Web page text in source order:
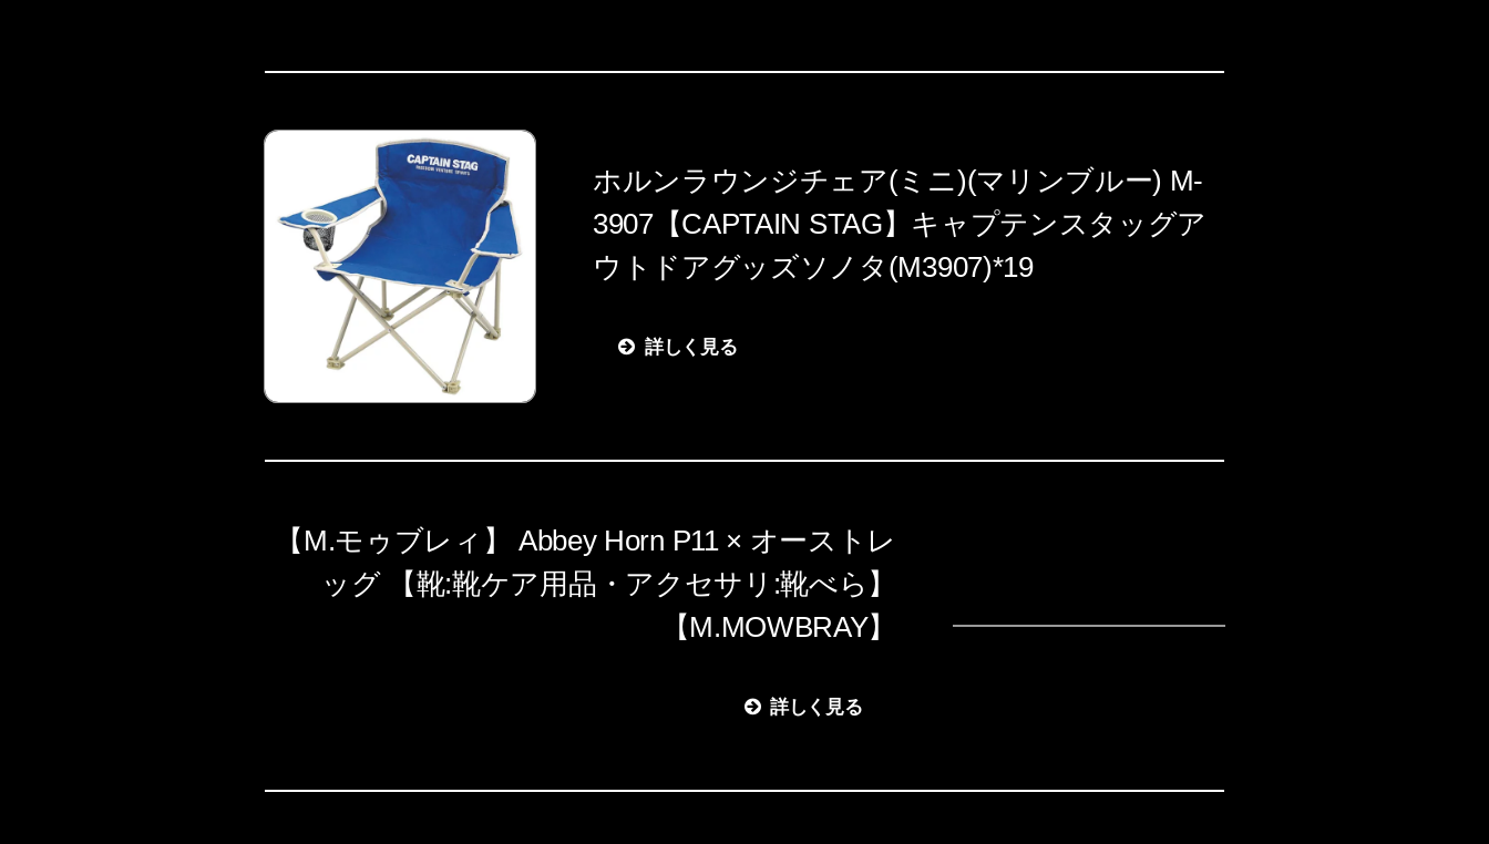
ホルンラウンジチェア(ミニ)(マリンブルー) M-
3907【CAPTAIN STAG】キャプテンスタッグア
ウトドアグッズソノタ(M3907)*19
詳しく見る
【M.モゥブレィ】 Abbey Horn P11 × オーストレ
ッグ 【靴:靴ケア用品・アクセサリ:靴べら】
【M.MOWBRAY】
詳しく見る